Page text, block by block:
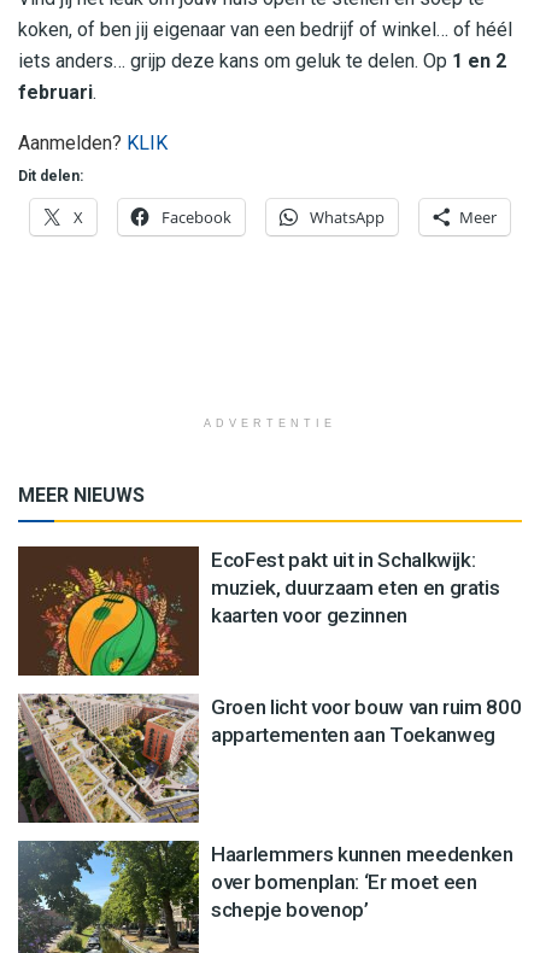
koken, of ben jij eigenaar van een bedrijf of winkel… of héél
iets anders… grijp deze kans om geluk te delen. Op 1 en 2
februari.
Aanmelden? KLIK
Dit delen:
X Facebook WhatsApp Meer
ADVERTENTIE
MEER NIEUWS
EcoFest pakt uit in Schalkwijk:
muziek, duurzaam eten en gratis
kaarten voor gezinnen
Groen licht voor bouw van ruim 800
appartementen aan Toekanweg
Haarlemmers kunnen meedenken
over bomenplan: ‘Er moet een
schepje bovenop’